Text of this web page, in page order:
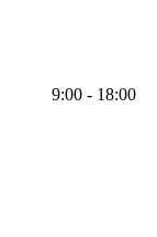
9:00 - 18:00